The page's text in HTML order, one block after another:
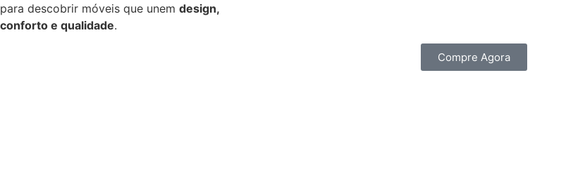
para descobrir móveis que unem design,
conforto e qualidade.
Compre Agora